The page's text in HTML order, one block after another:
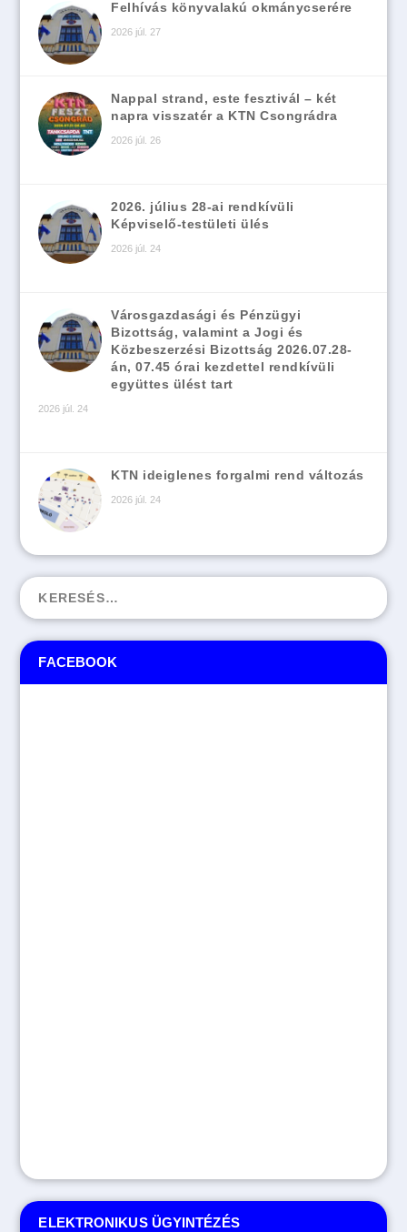
ELEKTRONIKUS ÜGYINTÉZÉS
FACEBOOK
Felhívás könyvalakú okmánycserére
2026 júl. 27
Nappal strand, este fesztivál – két
napra visszatér a KTN Csongrádra
2026 júl. 26
2026. július 28-ai rendkívüli
Képviselő-testületi ülés
2026 júl. 24
Városgazdasági és Pénzügyi
Bizottság, valamint a Jogi és
Közbeszerzési Bizottság 2026.07.28-
án, 07.45 órai kezdettel rendkívüli
együttes ülést tart
2026 júl. 24
KTN ideiglenes forgalmi rend változás
2026 júl. 24